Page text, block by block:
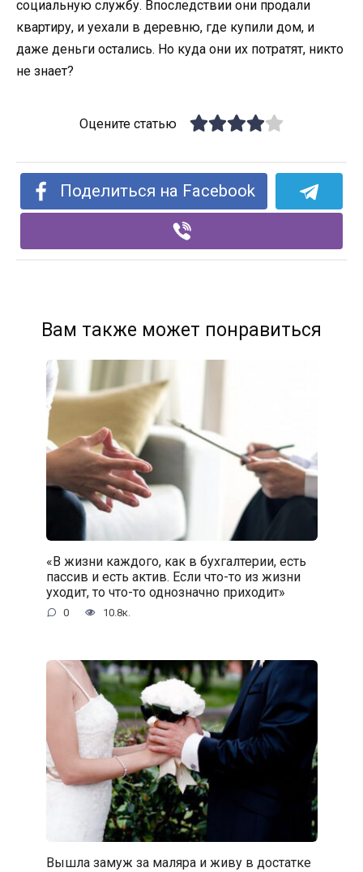
социальную службу. Впоследствии они продали
квартиру, и уехали в деревню, где купили дом, и
даже деньги остались. Но куда они их потратят, никто
не знает?
Оцените статью
Поделиться на Facebook
Вам также может понравиться
«В жизни каждого, как в бухгалтерии, есть
пассив и есть актив. Если что-то из жизни
уходит, то что-то однозначно приходит»
0 10.8к.
Вышла замуж за маляра и живу в достатке